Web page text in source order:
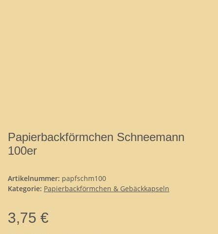
Papierbackförmchen Schneemann
100er
Artikelnummer: papfschm100
Kategorie: Papierbackförmchen & Gebäckkapseln
3,75 €